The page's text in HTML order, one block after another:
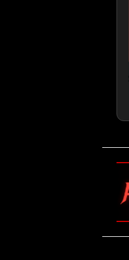
🤘 Anthrax 🤘